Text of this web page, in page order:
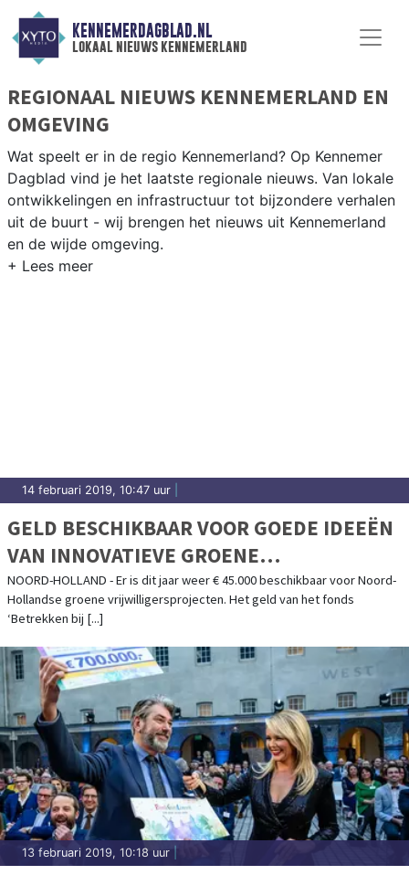
KENNEMERDAGBLAD.NL
lokaal nieuws kennemerland
REGIONAAL NIEUWS KENNEMERLAND EN
OMGEVING
Wat speelt er in de regio Kennemerland? Op Kennemer
Dagblad vind je het laatste regionale nieuws. Van lokale
ontwikkelingen en infrastructuur tot bijzondere verhalen
uit de buurt - wij brengen het nieuws uit Kennemerland
en de wijde omgeving.
14 februari 2019, 10:47 uur
GELD BESCHIKBAAR VOOR GOEDE IDEEËN
VAN INNOVATIEVE GROENE
VRIJWILLIGERS
NOORD-HOLLAND - Er is dit jaar weer € 45.000 beschikbaar voor Noord-
Hollandse groene vrijwilligersprojecten. Het geld van het fonds
‘Betrekken bij [...]
13 februari 2019, 10:18 uur|